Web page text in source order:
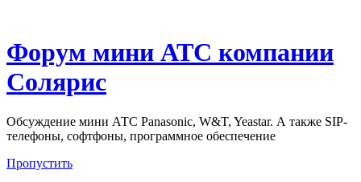
Форум мини АТС компании
Солярис
Обсуждение мини АТС Panasonic, W&T, Yeastar. А также SIP-
телефоны, софтфоны, программное обеспечение
Пропустить